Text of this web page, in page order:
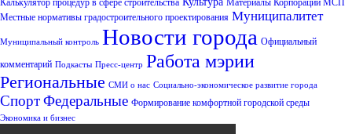
Калькулятор процедур в сфере строительства
Материалы Корпорации МСП
Местные нормативы градостроительного проектирования Муниципалитет
Муниципальный контроль Новости города Официальный
комментарий Подкасты Пресс-центр Работа мэрии
Региональные СМИ о нас Социально-экономическое развитие города
СпортФедеральные Формирование комфортной городской среды
Экономика и бизнес